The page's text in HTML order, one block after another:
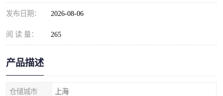
发布日期： 2026-08-06
阅 读 量： 265
产品描述
仓储城市 上海